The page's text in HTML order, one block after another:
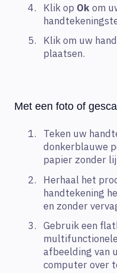
Klik op Okom
Klik om uw
plaatsen.
Met een foto of
Teken uw
donkerblauwe
papier zonder
Herhaal het
handtekening
en zonder
Gebruik een
afbeelding van
computer over